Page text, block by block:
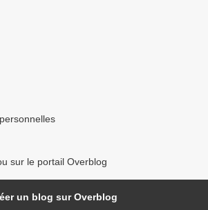
sur le portail Overblog
un blog sur Overblog